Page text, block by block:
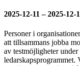
2025-12-11 – 2025-
Personer i
att tillsammans jobba
av testmöjligheter